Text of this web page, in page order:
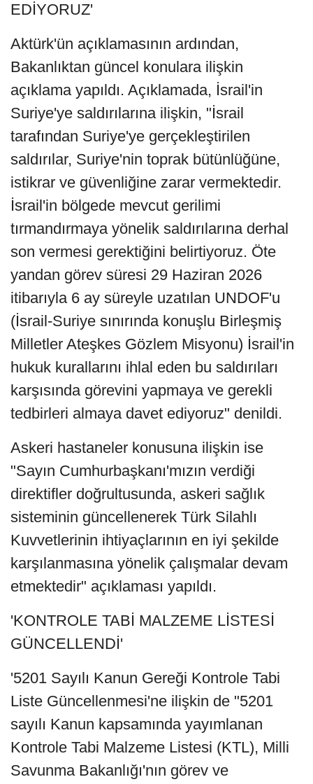
EDİYORUZ'
Aktürk'ün açıklamasının ardından,
Bakanlıktan güncel konulara ilişkin
açıklama yapıldı. Açıklamada, İsrail'in
Suriye'ye saldırılarına ilişkin, "İsrail
tarafından Suriye'ye gerçekleştirilen
saldırılar, Suriye'nin toprak bütünlüğüne,
istikrar ve güvenliğine zarar vermektedir.
İsrail'in bölgede mevcut gerilimi
tırmandırmaya yönelik saldırılarına derhal
son vermesi gerektiğini belirtiyoruz. Öte
yandan görev süresi 29 Haziran 2026
itibarıyla 6 ay süreyle uzatılan UNDOF'u
(İsrail-Suriye sınırında konuşlu Birleşmiş
Milletler Ateşkes Gözlem Misyonu) İsrail'in
hukuk kurallarını ihlal eden bu saldırıları
karşısında görevini yapmaya ve gerekli
tedbirleri almaya davet ediyoruz" denildi.
Askeri hastaneler konusuna ilişkin ise
"Sayın Cumhurbaşkanı'mızın verdiği
direktifler doğrultusunda, askeri sağlık
sisteminin güncellenerek Türk Silahlı
Kuvvetlerinin ihtiyaçlarının en iyi şekilde
karşılanmasına yönelik çalışmalar devam
etmektedir" açıklaması yapıldı.
'KONTROLE TABİ MALZEME LİSTESİ
GÜNCELLENDİ'
'5201 Sayılı Kanun Gereği Kontrole Tabi
Liste Güncellenmesi'ne ilişkin de "5201
sayılı Kanun kapsamında yayımlanan
Kontrole Tabi Malzeme Listesi (KTL), Milli
Savunma Bakanlığı'nın görev ve